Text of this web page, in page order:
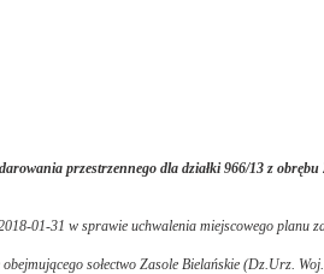
przestrzennego dla działki 966/13 z
01-31 w sprawie uchwalenia miejscowego planu
sołectwo Zasole Bielańskie (Dz.Urz.